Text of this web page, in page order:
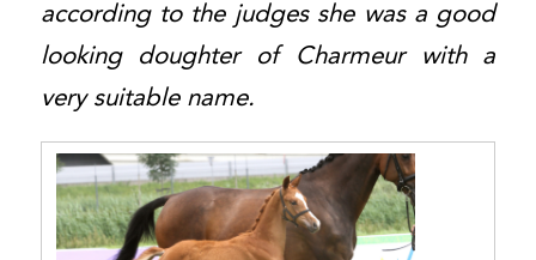
according to the judges she was a good
looking doughter of Charmeur with a
very suitable name.